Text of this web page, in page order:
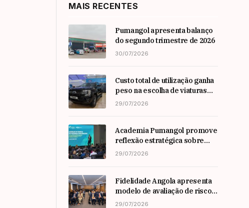
MAIS RECENTES
Pumangol apresenta balanço
do segundo trimestre de 2026
30/07/2026
Custo total de utilização ganha
peso na escolha de viaturas
em angola
29/07/2026
Academia Pumangol promove
reflexão estratégica sobre
liderança e inovação com
29/07/2026
Fidelidade Angola apresenta
modelo de avaliação de risco
em Workshop da ARSEG
29/07/2026